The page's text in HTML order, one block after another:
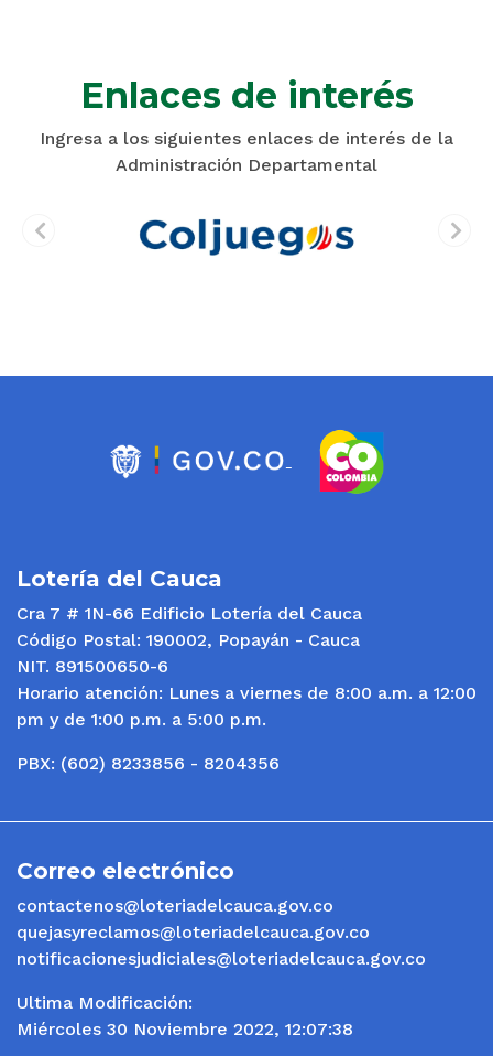
Enlaces de interés
Ingresa a los siguientes enlaces de interés de la
Administración Departamental
Lotería del Cauca
Cra 7 # 1N-66 Edificio Lotería del Cauca
Código Postal: 190002, Popayán - Cauca
NIT. 891500650-6
Horario atención: Lunes a viernes de 8:00 a.m. a 12:00
pm y de 1:00 p.m. a 5:00 p.m.
PBX: (602) 8233856 - 8204356
Correo electrónico
contactenos@loteriadelcauca.gov.co
quejasyreclamos@loteriadelcauca.gov.co
notificacionesjudiciales@loteriadelcauca.gov.co
Ultima Modificación:
Miércoles 30 Noviembre 2022, 12:07:38